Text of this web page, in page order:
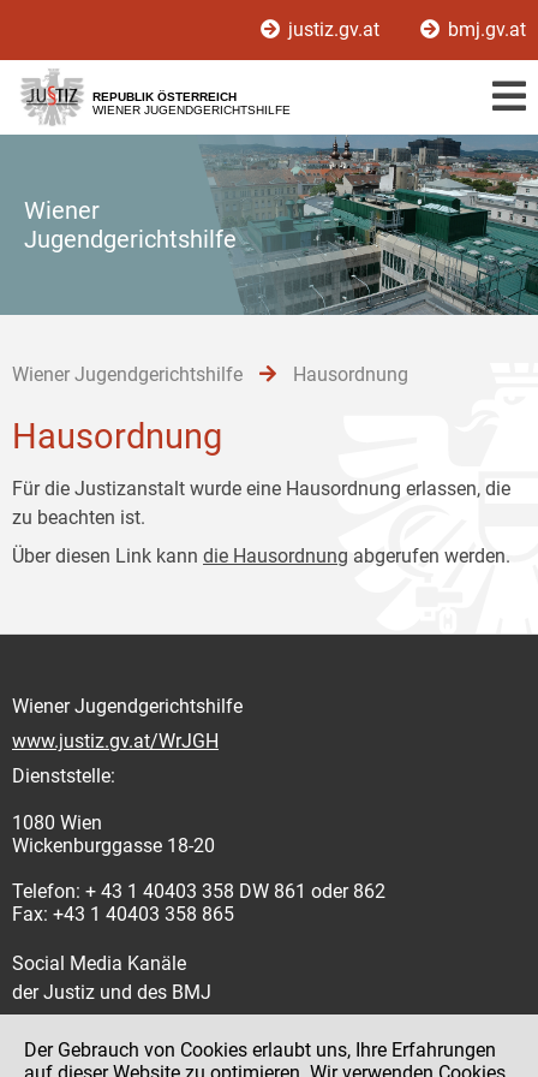
[1]
[2]
[3]
justiz.gv.at bmj.gv.at
REPUBLIK ÖSTERREICH
WIENER JUGENDGERICHTSHILFE
Wiener
Jugendgerichtshilfe
Wiener Jugendgerichtshilfe Hausordnung
Hausordnung
Für die Justizanstalt wurde eine Hausordnung erlassen, die
zu beachten ist.
Über diesen Link kann die Hausordnung abgerufen werden.
Wiener Jugendgerichtshilfe
www.justiz.gv.at/WrJGH
Dienststelle:
1080 Wien
Wickenburggasse 18-20
Telefon: + 43 1 40403 358 DW 861 oder 862
Fax: +43 1 40403 358 865
Social Media Kanäle
der Justiz und des BMJ
Der Gebrauch von Cookies erlaubt uns, Ihre Erfahrungen